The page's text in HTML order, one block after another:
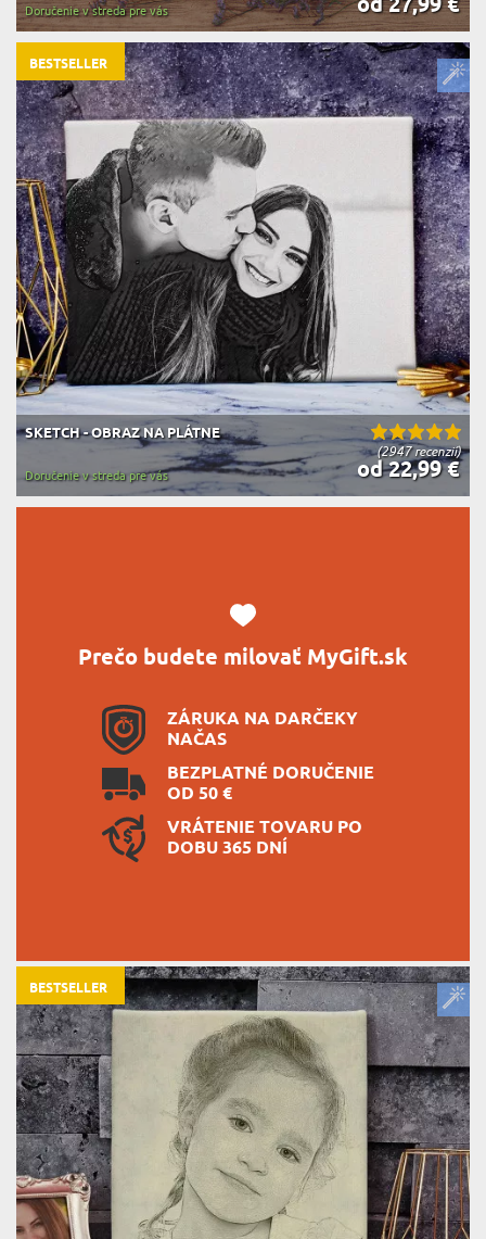
od 27,99 €
Doručenie v streda pre vás
(2947 recenzií)
SKETCH - OBRAZ NA PLÁTNE
od 22,99 €
Doručenie v streda pre vás
BESTSELLER
Prečo budete milovať MyGift.sk
ZÁRUKA NA DARČEKY
NAČAS
BEZPLATNÉ DORUČENIE
OD 50 €
VRÁTENIE TOVARU PO
DOBU 365 DNÍ
BESTSELLER